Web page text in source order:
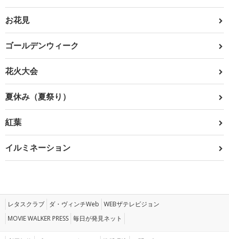
お花見
ゴールデンウィーク
花火大会
夏休み（夏祭り）
紅葉
イルミネーション
レタスクラブ ダ・ヴィンチWeb WEBザテレビジョン
MOVIE WALKER PRESS 毎日が発見ネット